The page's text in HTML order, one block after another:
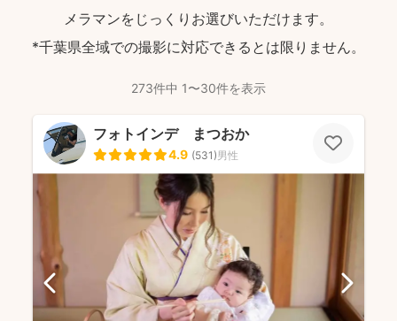
メラマンをじっくりお選びいただけます。
*千葉県全域での撮影に対応できるとは限りません。
273件中 1〜30件を表示
フォトインデ まつおか
4.9 (531)男性